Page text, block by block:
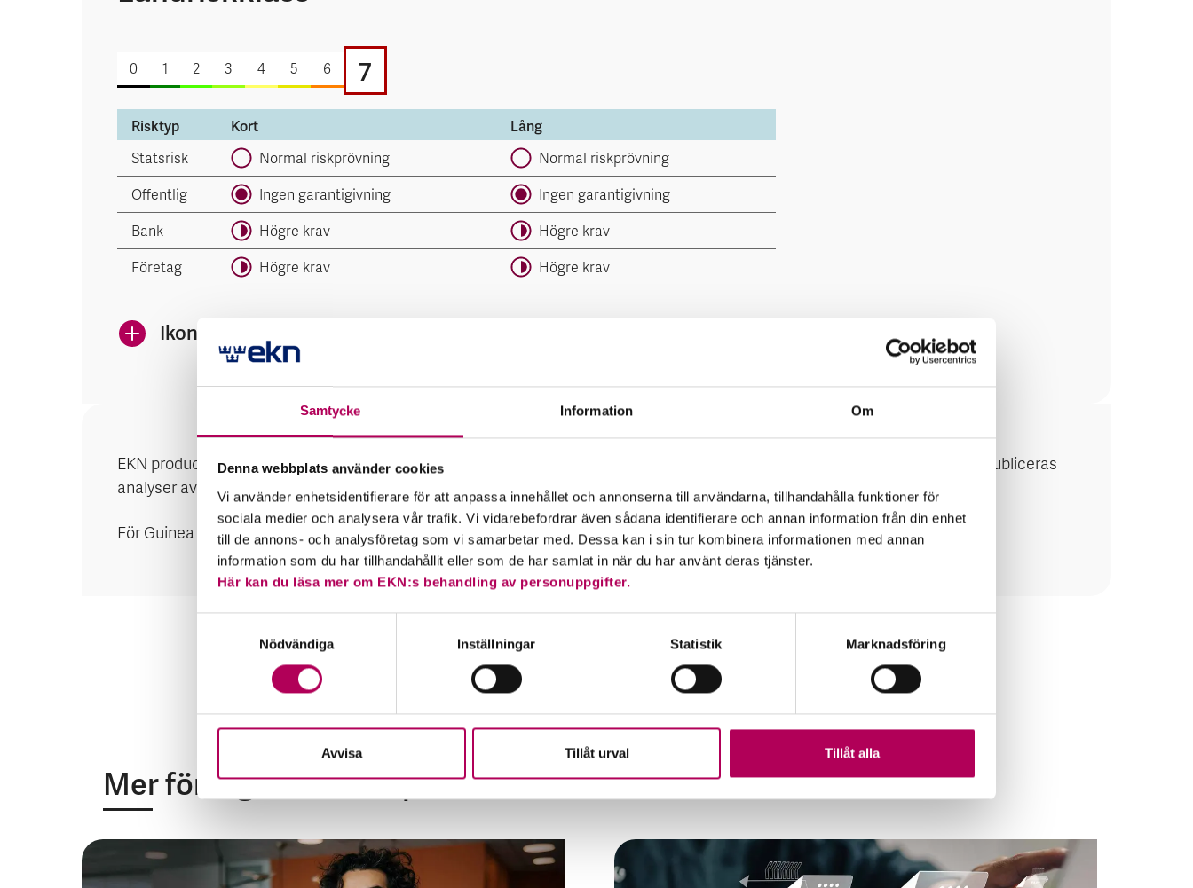
Samtycke Information Om
Denna webbplats använder cookies
Vi använder enhetsidentifierare för att anpassa innehållet och annonserna till användarna, tillhandahålla funktioner för
sociala medier och analysera vår trafik. Vi vidarebefordrar även sådana identifierare och annan information från din enhet
till de annons- och analysföretag som vi samarbetar med. Dessa kan i sin tur kombinera informationen med annan
information som du har tillhandahållit eller som de har samlat in när du har använt deras tjänster.
Här kan du läsa mer om EKN:s behandling av personuppgifter.
Nödvändiga
Inställningar Statistik Marknadsföring
Avvisa Tillåt urval Tillåt alla
0 1 2 3 4 5 6 7
Risktyp Kort Lång
Statsrisk Normal riskprövning Normal riskprövning
Offentlig Ingen garantigivning Ingen garantigivning
Bank Högre krav Högre krav
Företag Högre krav Högre krav
Ikonerna anger EKN:s riskbedömning.
EKN producerar landriskanalyser för de cirka 25 länder världen över som har störst exponering av EKN-garantier. Därutöver publiceras
analyser av andra länder, beroende på riskutveckling och affärsflöde.
För Guinea finns för närvarande ingen landriskanalys.
Mer för dig som vill exportera till Guinea